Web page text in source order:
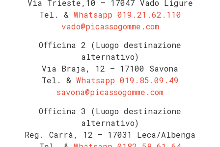
Via Trieste,10 – 17047 Vado Ligure
Tel. & Whatsapp 019.21.62.110
vado@picassogomme.com
Officina 2 (Luogo destinazione
alternativo)
Via Braja, 12 – 17100 Savona
Tel. & Whatsapp 019.85.09.49
savona@picassogomme.com
Officina 3 (Luogo destinazione
alternativo)
Reg. Carrà, 12 – 17031 Leca/Albenga